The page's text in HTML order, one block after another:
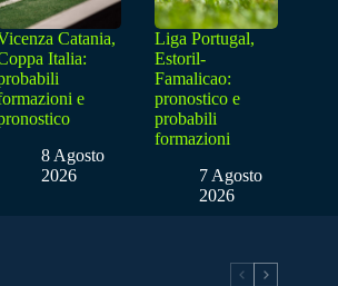
Catania,
Italia:
e
8 Agosto
2026
Liga Portugal,
Estoril-
Famalicao:
pronostico e
probabili
formazioni
7 Agosto
2026